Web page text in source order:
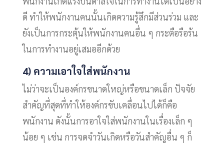
ดี ทำให้พนักงานคนนั้นเกิดความรู้สึกมีส่วนร่วม และ
ยังเป็นการกระตุ้นให้พนักงานคนอื่น ๆ กระตือรือร้น
ในการทำงานอยู่เสมออีกด้วย
4) ความเอาใจใส่พนักงาน
ไม่ว่าจะเป็นองค์กรขนาดใหญ่หรือขนาดเล็ก ปัจจัย
สำคัญที่สุดที่ทำให้องค์กรขับเคลื่อนไปได้ก็คือ
พนักงาน ดังนั้นการอาใจใส่พนักงานในเรื่องเล็ก ๆ
น้อย ๆ เช่น การจดจำวันเกิดหรือวันสำคัญอื่น ๆ ก็